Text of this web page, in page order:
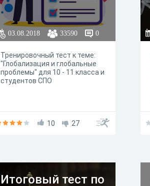
03.08.2018 33590 0
Тренировочный тест к теме:
"Глобализация и глобальные
проблемы" для 10 - 11 класса и
студентов СПО
10 27
Итоговый тест по